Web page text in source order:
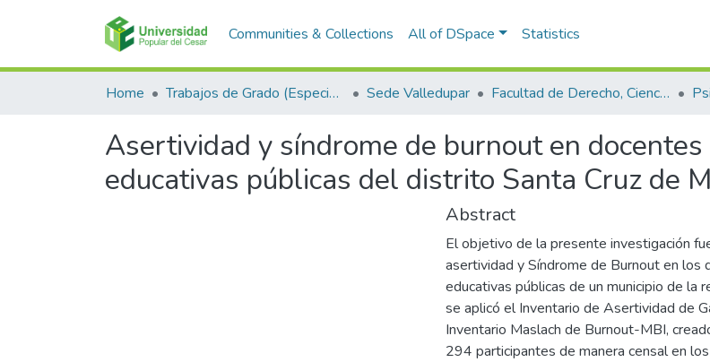
Communities & Collections All of DSpace Statistics
Home Trabajos de Grado (Especializaciones y Pregrados) Sede Valledupar Facultad de Derecho, Ciencias Políticas y Sociales.
Asertividad y síndrome de burnout en
educativas públicas del distrito Santa Cruz de
Abstract
El objetivo de la presente investigación
asertividad y Síndrome de Burnout en los
educativas públicas de un municipio de la
se aplicó el Inventario de Asertividad de
Inventario Maslach de Burnout-MBI,
294 participantes de manera censal en